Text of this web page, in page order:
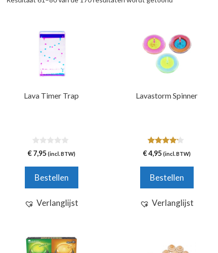
Lava Timer Trap
0
v
5
€7,95 (incl. BTW)
Bestellen
Verlanglijst
Lavastorm Spinner
4.00
van 5
€4,95 (incl. BTW)
Bestellen
product
meerdere
Deze
worden
productpagina
Verlanglijst